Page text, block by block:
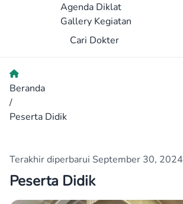
Agenda Diklat
Gallery Kegiatan
Cari Dokter
Beranda
/
Peserta Didik
Terakhir diperbarui September 30, 2024
Peserta Didik